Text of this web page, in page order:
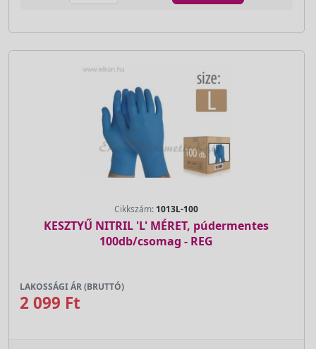
Cikkszám: 1013L-100
KESZTYŰ NITRIL 'L' MÉRET, púdermentes
100db/csomag - REG
LAKOSSÁGI ÁR (BRUTTÓ)
2 099 Ft